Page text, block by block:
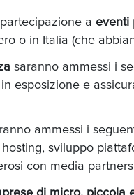
a eventi
o in Italia (che
saranno ammessi i
esposizione e
ammessi i
hosting, sviluppo
con media